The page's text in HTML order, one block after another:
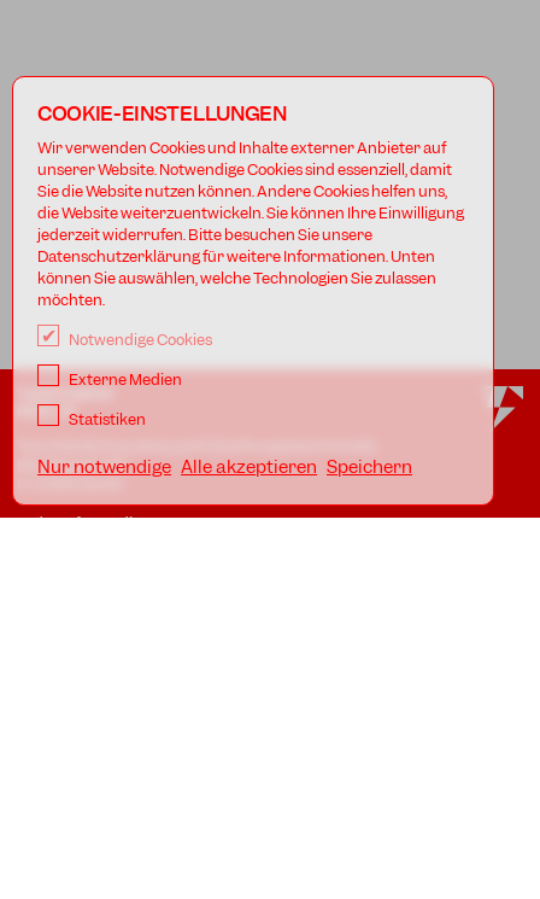
BERLIN
Möckernstr. 68
In den Uferstudios
COOKIE-EINSTELLUNGEN
Wir verwenden Cookies und Inhalte externer Anbieter auf
unserer Website. Notwendige Cookies sind essenziell, damit
Sie die Website nutzen können. Andere Cookies helfen uns,
die Website weiterzuentwickeln. Sie können Ihre Einwilligung
jederzeit widerrufen. Bitte besuchen Sie unsere
Datenschutzerklärung für weitere Informationen. Unten
können Sie auswählen, welche Technologien Sie zulassen
möchten.
Notwendige Cookies
Externe Medien
Statistiken
Nur notwendige Alle akzeptieren Speichern